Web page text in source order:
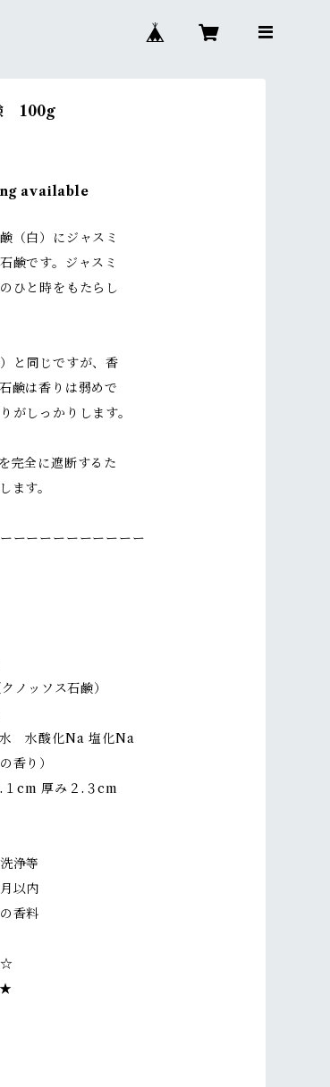
100g
available
（白）にジャスミ
鹸です。ジャスミ
ひと時をもたらし
と同じですが、香
鹸は香りは弱めで
がしっかりします。
完全に遮断するた
ます。
ーーーーーーーーーー
ノッソス石鹸）
水酸化Na 塩化Na
り）
１cm 厚み２.３cm
浄等
以内
香料